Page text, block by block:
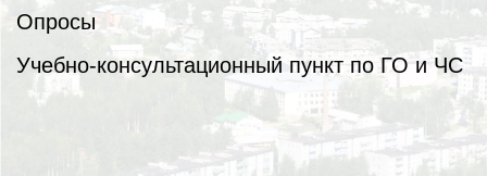
Опросы
Учебно-консультационный пункт по ГО и ЧС